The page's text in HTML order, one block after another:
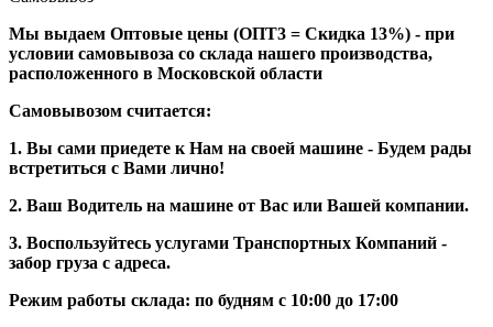
Мы выдаем Оптовые цены (ОПТ3 = Скидка 13%) - при
условии самовывоза со склада нашего производства,
расположенного в Московской области
Самовывозом считается:
1. Вы сами приедете к Нам на своей машине - Будем рады
встретиться с Вами лично!
2. Ваш Водитель на машине от Вас или Вашей компании.
3. Воспользуйтесь услугами Транспортных Компаний -
забор груза с адреса.
Режим работы склада: по будням с 10:00 до 17:00